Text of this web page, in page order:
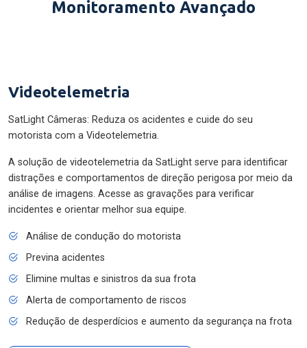
Monitoramento Avançado
Videotelemetria
SatLight Câmeras: Reduza os acidentes e cuide do seu
motorista com a Videotelemetria.
A solução de videotelemetria da SatLight serve para identificar
distrações e comportamentos de direção perigosa por meio da
análise de imagens. Acesse as gravações para verificar
incidentes e orientar melhor sua equipe.
Análise de condução do motorista
Previna acidentes
Elimine multas e sinistros da sua frota
Alerta de comportamento de riscos
Redução de desperdícios e aumento da segurança na frota